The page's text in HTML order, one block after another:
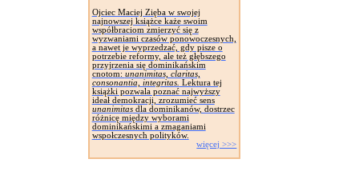
Ojciec Maciej Zięba w swojej
najnowszej książce każe swoim
współbraciom zmierzyć się z
wyzwaniami czasów ponowoczesnych,
a nawet je wyprzedzać, gdy pisze o
potrzebie reformy, ale też głębszego
przyjrzenia się dominikańskim
cnotom: unanimitas, claritas,
consonantia, integritas. Lektura tej
książki pozwala poznać najwyższy
ideał demokracji, zrozumieć sens
unanimitasdla dominikanów, dostrzec
różnicę między wyborami
dominikańskimi a zmaganiami
wspołczesnych polityków.
więcej >>>